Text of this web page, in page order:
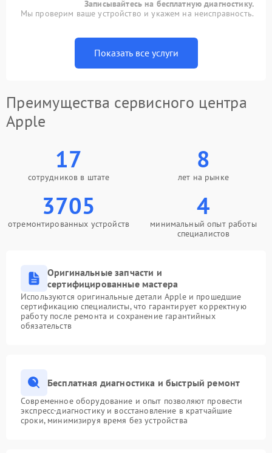
Записывайтесь на бесплатную диагностику.
Мы проверим ваше устройство и укажем на неисправность.
Показать все услуги
Преимущества сервисного центра
Apple
17
сотрудников в штате
8
лет на рынке
3705
отремонтированных устройств
4
минимальный опыт работы
специалистов
Оригинальные запчасти и
сертифицированные мастера
Используются оригинальные детали Apple и прошедшие
сертификацию специалисты, что гарантирует корректную
работу после ремонта и сохранение гарантийных
обязательств
Бесплатная диагностика и быстрый ремонт
Современное оборудование и опыт позволяют провести
экспресс-диагностику и восстановление в кратчайшие
сроки, минимизируя время без устройства